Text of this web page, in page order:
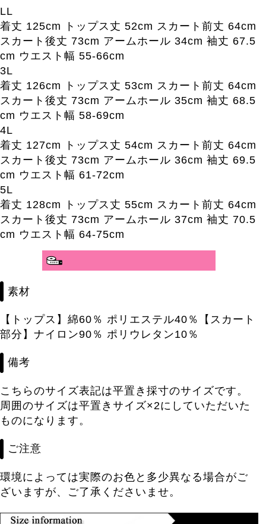
LL
着丈 125cm トップス丈 52cm スカート前丈 64cm
スカート後丈 73cm アームホール 34cm 袖丈 67.5
cm ウエスト幅 55-66cm
3L
着丈 126cm トップス丈 53cm スカート前丈 64cm
スカート後丈 73cm アームホール 35cm 袖丈 68.5
cm ウエスト幅 58-69cm
4L
着丈 127cm トップス丈 54cm スカート前丈 64cm
スカート後丈 73cm アームホール 36cm 袖丈 69.5
cm ウエスト幅 61-72cm
5L
着丈 128cm トップス丈 55cm スカート前丈 64cm
スカート後丈 73cm アームホール 37cm 袖丈 70.5
cm ウエスト幅 64-75cm
素材
【トップス】綿60％ ポリエステル40％【スカート
部分】ナイロン90％ ポリウレタン10％
備考
こちらのサイズ表記は平置き採寸のサイズです。
周囲のサイズは平置きサイズ×2にしていただいた
ものになります。
ご注意
環境によっては実際のお色と多少異なる場合がご
ざいますが、ご了承くださいませ。